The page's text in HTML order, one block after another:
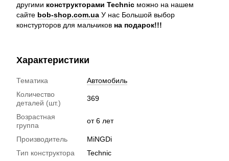
другими конструкторами Technic можно на нашем
сайте bob-shop.com.ua У нас Большой выбор
констурторов для мальчиков на подарок!!!
Характеристики
Тематика
Автомобиль
Количество
деталей (шт.)
369
Возрастная
группа
от 6 лет
Производитель
MiNGDi
Тип конструктора
Technic